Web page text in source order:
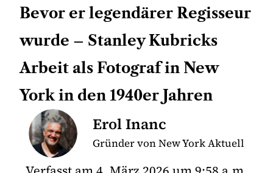
Bevor er legendärer Regisseur
wurde – Stanley Kubricks
Arbeit als Fotograf in New
York in den 1940er Jahren
Erol Inanc
Gründer von New York Aktuell